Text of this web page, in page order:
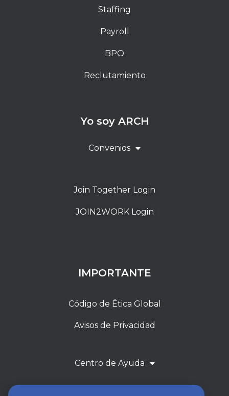
Staffing
Payroll
BPO
Reclutamiento
Yo soy ARCH
Convenios
Join Together Login
JOIN2WORK Login
IMPORTANTE
Código de Ética Global
Avisos de Privacidad
Centro de Ayuda